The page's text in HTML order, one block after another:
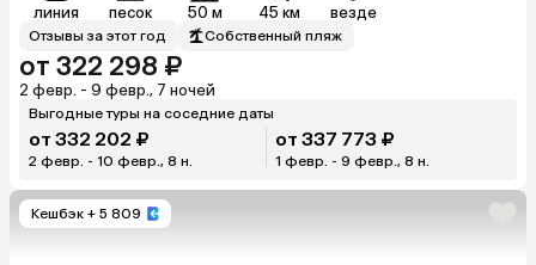
линия песок 50 м 45 км везде
Отзывы за этот год Собственный пляж
от 322 298 ₽
2 февр. - 9 февр., 7 ночей
Выгодные туры на соседние даты
от 332 202 ₽
2 февр. - 10 февр., 8 н.
от 337 773 ₽
1 февр. - 9 февр., 8 н.
Кешбэк + 5 809